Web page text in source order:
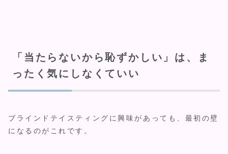
「当たらないから恥ずかしい」は、ま
ったく気にしなくていい
ブラインドテイスティングに興味があっても、最初の壁
になるのがこれです。